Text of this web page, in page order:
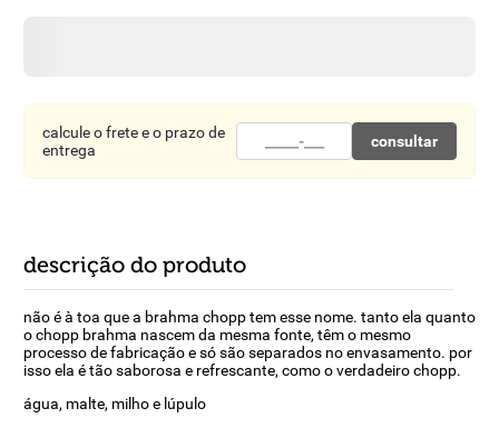
calcule o frete e o prazo de
entrega
consultar
descrição do produto
não é à toa que a brahma chopp tem esse nome. tanto ela quanto
o chopp brahma nascem da mesma fonte, têm o mesmo
processo de fabricação e só são separados no envasamento. por
isso ela é tão saborosa e refrescante, como o verdadeiro chopp.
água, malte, milho e lúpulo